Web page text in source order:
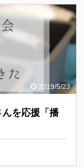
2019/5/23
を応援「播